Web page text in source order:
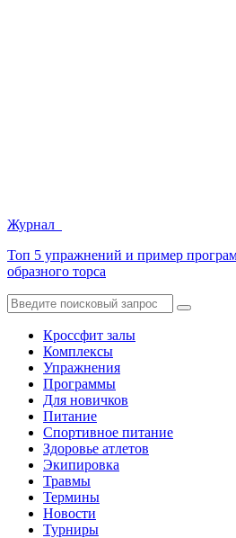
Журнал
Топ 5 упражнений и пример
образного торса
Кроссфит залы
Комплексы
Упражнения
Программы
Для новичков
Питание
Спортивное питание
Здоровье атлетов
Экипировка
Травмы
Термины
Новости
Турниры